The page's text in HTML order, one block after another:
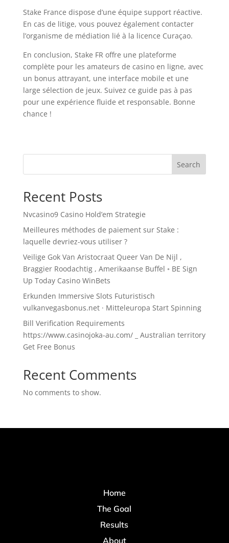
Stake France dispose d’une équipe support réactive.
En cas de litige, vous pouvez également contacter
l’organisme de médiation lié à la licence Curaçao.
En conclusion, Stake FR offre une plateforme
complète pour les amateurs de casino en ligne, avec
un bonus attrayant, une interface mobile et une
large sélection de jeux. Suivez ce guide pas à pas
pour une expérience fluide et responsable. Bonne
chance !
Search
Recent Posts
Nvcasino9 Casino Hold’em Strategie
Meilleures méthodes de paiement sur Stake :
laquelle devriez-vous utiliser ?
Veilige Gok Van Aristocraat Queer Van De Nijl ,
Braggier Roodachtig , Amerikaanse Buffel ◦ BE Sign
Up Today Casino WinBets
Erkunden Immersive Slots Futuristisch
vulkanvegasbonus.net · Mitteleuropa Start Spinning
Bill Verification Requirements
https://www.casinojoka-au.com/ _ Australian territory
Get Free Bonus
Recent Comments
No comments to show.
Home
The Goal
Results
About